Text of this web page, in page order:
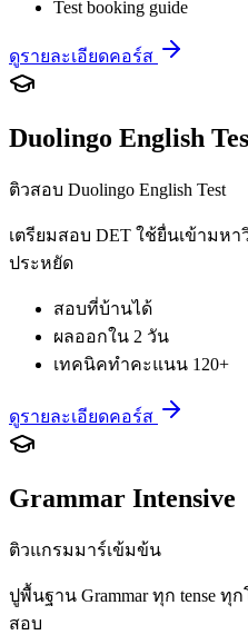
Test booking guide
ดูรายละเอียดคอร์ส
Duolingo English
ติวสอบ Duolingo English Test
เตรียมสอบ DET ใช้ยื่นเข้ามหา
ประหยัด
สอบที่บ้านได้
ผลออกใน 2 วัน
เทคนิคทำคะแนน 120+
ดูรายละเอียดคอร์ส
Grammar Intensive
ติวแกรมมาร์เข้มข้น
ปูพื้นฐาน Grammar ทุก tense
สอบ